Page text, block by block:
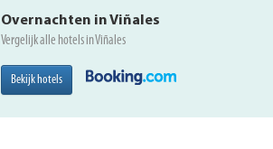
Overnachten in Viñales
Vergelijk alle hotels in Viñales
Bekijk hotels